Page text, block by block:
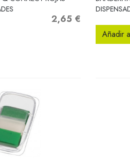
Precio
2,65 €
Añadir